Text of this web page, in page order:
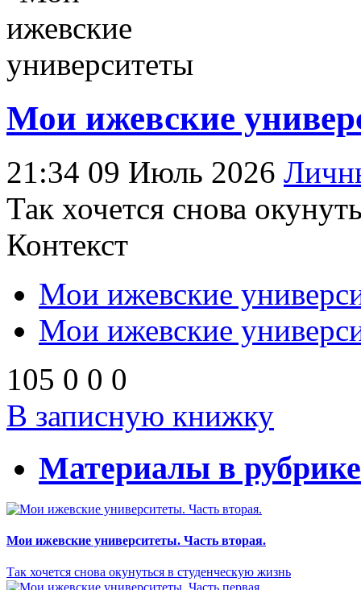
Мои ижевские
21:34 09 Июль 2026
Так хочется снова
Контекст
Мои ижевские
Мои ижевские
105 0 0 0
В записную книжку
Материалы в рубрике
Мои ижевские университеты. Часть вторая.
Так хочется снова окунуться в студенческую жизнь